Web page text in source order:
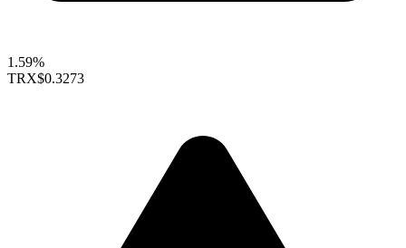
1.59%
TRX$0.3273